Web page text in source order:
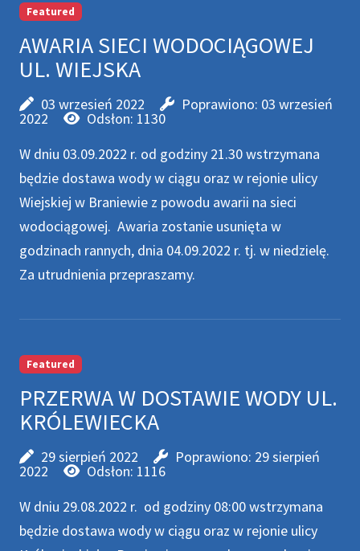
Featured
AWARIA SIECI WODOCIĄGOWEJ
UL. WIEJSKA
03 wrzesień 2022 Poprawiono: 03 wrzesień
2022
Odsłon: 1130
W dniu 03.09.2022 r. od godziny 21.30 wstrzymana
będzie dostawa wody w ciągu oraz w rejonie ulicy
Wiejskiej w Braniewie z powodu awarii na sieci
wodociągowej. Awaria zostanie usunięta w
godzinach rannych, dnia 04.09.2022 r. tj. w niedzielę.
Za utrudnienia przepraszamy.
Featured
PRZERWA W DOSTAWIE WODY UL.
KRÓLEWIECKA
29 sierpień 2022 Poprawiono: 29 sierpień
2022
Odsłon: 1116
W dniu 29.08.2022 r. od godziny 08:00 wstrzymana
będzie dostawa wody w ciągu oraz w rejonie ulicy